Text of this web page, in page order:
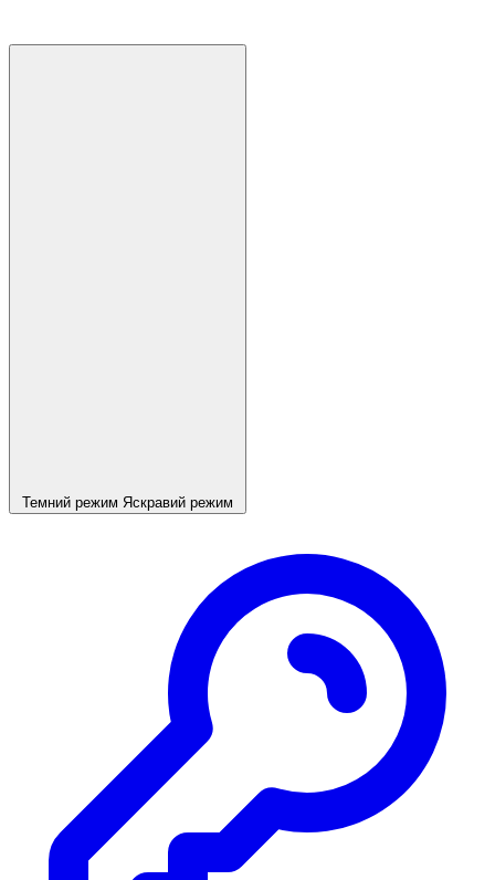
Темний режим Яскравий режим